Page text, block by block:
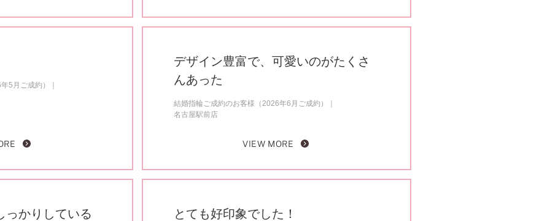
5月ご成約）
デザイン豊富で、可愛いのがたくさ
んあった
結婚指輪ご成約のお客様（2026年6月ご成約）
名古屋駅前店
VIEW MORE
っかりしている とても好印象でした！